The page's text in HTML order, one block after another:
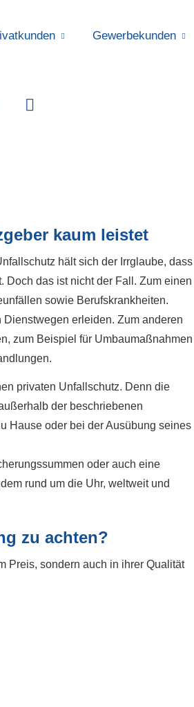
Gewerbekunden
kaum leistet
hält sich der Irrglaube, dass
das ist nicht der Fall. Zum einen
sowie Berufskrankheiten.
erleiden. Zum anderen
zum Beispiel für Umbaumaßnahmen
privaten Unfallschutz. Denn die
der beschriebenen
Hause oder bei der Ausübung seines
oder auch eine
rund um die Uhr, weltweit und
zu achten?
Preis, sondern auch in ihrer Qualität